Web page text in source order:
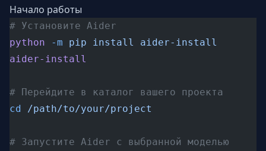
Начало работы
# Установите Aider
python -m pip install
aider-install
aider-install
# Перейдите в каталог вашего проекта
cd /path/to/your/project
# Запустите Aider с выбранной моделью